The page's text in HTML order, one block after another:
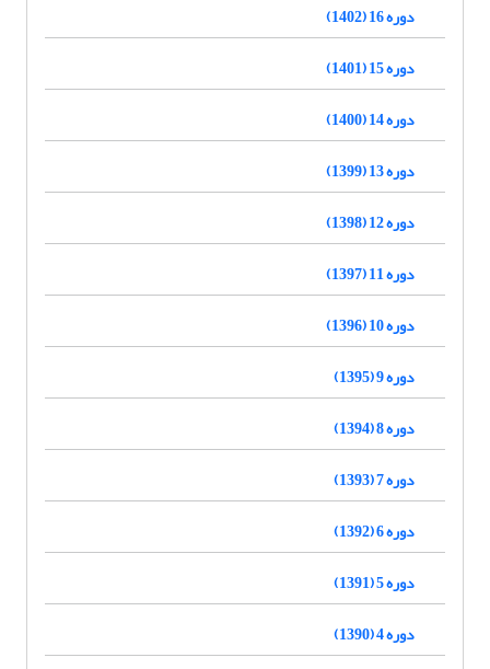
دوره 16 (1402)
دوره 15 (1401)
دوره 14 (1400)
دوره 13 (1399)
دوره 12 (1398)
دوره 11 (1397)
دوره 10 (1396)
دوره 9 (1395)
دوره 8 (1394)
دوره 7 (1393)
دوره 6 (1392)
دوره 5 (1391)
دوره 4 (1390)